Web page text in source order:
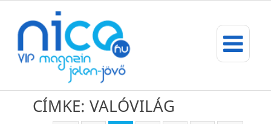
CÍMKE: VALÓVILÁG